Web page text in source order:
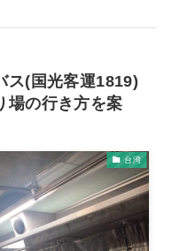
ス(国光客運1819)
場の行き方を案
台湾